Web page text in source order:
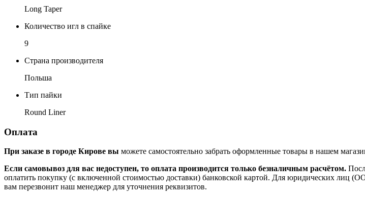
Long Taper
Количество игл в спайке
9
Страна производителя
Польша
Тип пайки
Round Liner
Оплата
При заказе в городе Кирове вы можете самостоятельно забрать оформленные товары в нашем
Если самовывоз для вас недоступен, то оплата производится только безналичным расчётом.
оплатить покупку (с включенной стоимостью доставки) банковской картой. Для юридических лиц
вам перезвонит наш менеджер для уточнения реквизитов.